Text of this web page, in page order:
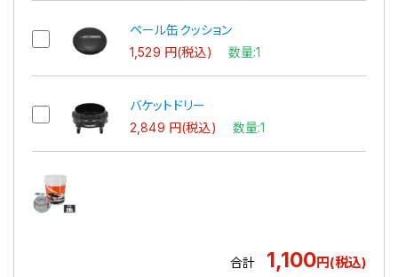
ペール缶クッション
1,529 円(税込) 数量:1
バケットドリー
2,849 円(税込) 数量:1
合計 1,100円(税込)